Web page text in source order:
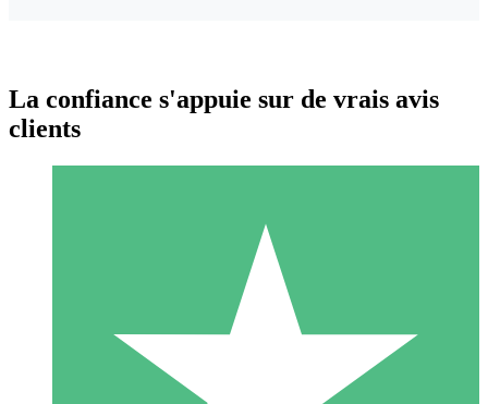
Packs de Crédits Individuels
Payez à l'utilisation avec des crédits de téléchargement. Sans
La confiance s'appuie sur de vrais avis
clients